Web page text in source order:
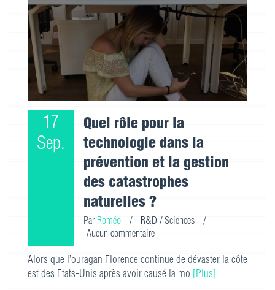
17
Sep.
Quel rôle pour la
technologie dans la
prévention et la gestion
des catastrophes
naturelles ?
Par Roméo / R&D / Sciences
/
Aucun commentaire
Alors que l’ouragan Florence continue de dévaster la côte
est des Etats-Unis après avoir causé la mo [Plus]